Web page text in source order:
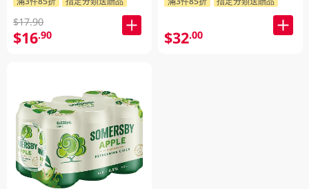
$17.90
$16.90 $32.00